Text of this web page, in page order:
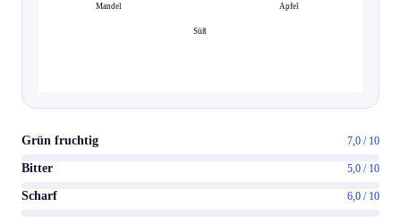
Apfel
Süß
Mandel
Grün fruchtig 7,0 / 10
Bitter 5,0 / 10
Scharf 6,0 / 10